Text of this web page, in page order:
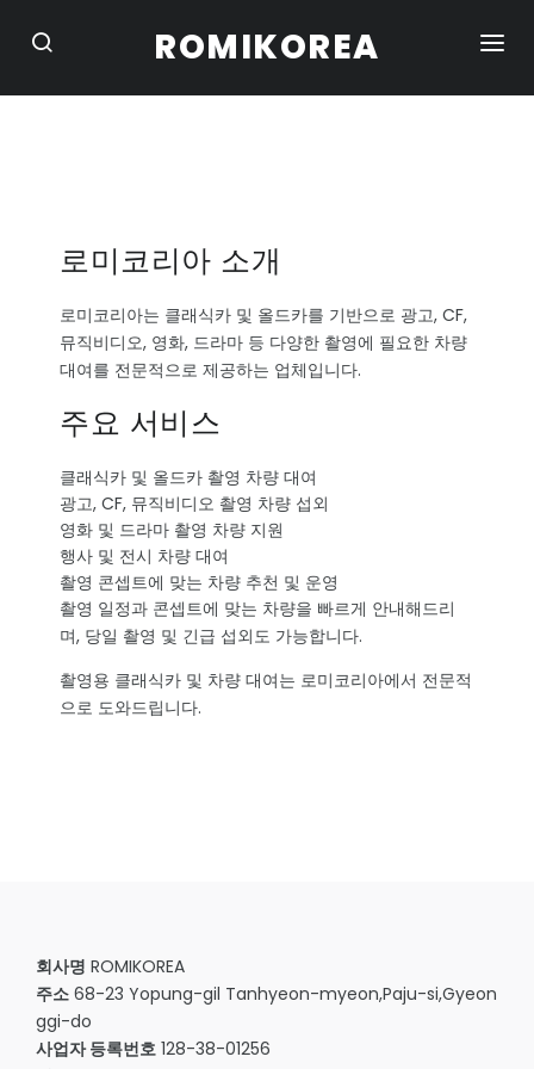
ROMIKOREA
HOME
SUV / CAMPER
TRUCK / VAN
PORTFOLIO
로미코리아 소개
로미코리아는 클래식카 및 올드카를 기반으로 광고, CF,
뮤직비디오, 영화, 드라마 등 다양한 촬영에 필요한 차량
대여를 전문적으로 제공하는 업체입니다.
주요 서비스
클래식카 및 올드카 촬영 차량 대여
광고, CF, 뮤직비디오 촬영 차량 섭외
영화 및 드라마 촬영 차량 지원
행사 및 전시 차량 대여
촬영 콘셉트에 맞는 차량 추천 및 운영
촬영 일정과 콘셉트에 맞는 차량을 빠르게 안내해드리
며, 당일 촬영 및 긴급 섭외도 가능합니다.
촬영용 클래식카 및 차량 대여는 로미코리아에서 전문적
으로 도와드립니다.
회사명 ROMIKOREA
주소 68-23 Yopung-gil Tanhyeon-myeon,Paju-si,Gyeon
ggi-do
사업자 등록번호 128-38-01256